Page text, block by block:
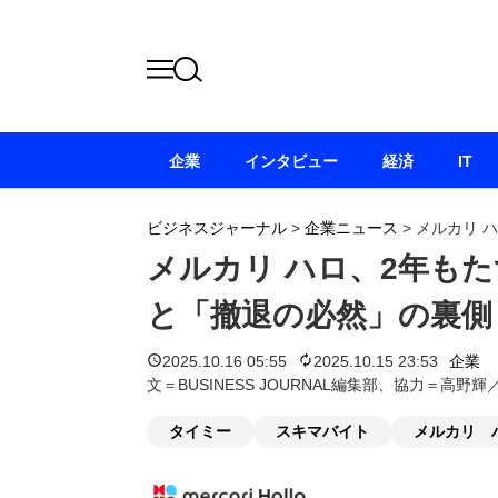
ビジネスジャーナル > 企業ニュース > メルカリ
メルカリ ハロ、2年も
と「撤退の必然」の裏側
2025.10.16 05:55 2025.10.15 23:53
企業
文＝BUSINESS JOURNAL編集部、協力＝高野輝
タイミー スキマバイト メルカリ
企業 インタビュー 経済 IT